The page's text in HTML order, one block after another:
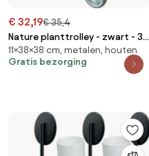
€ 32,19€ 35,4
Nature planttrolley - zwart - 38
x 38 x H11cm
11×38×38 cm, metalen, houten
Gratis bezorging